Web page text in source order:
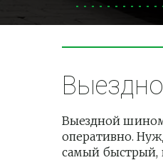
Выездной
оперативно.
самый быстрый,